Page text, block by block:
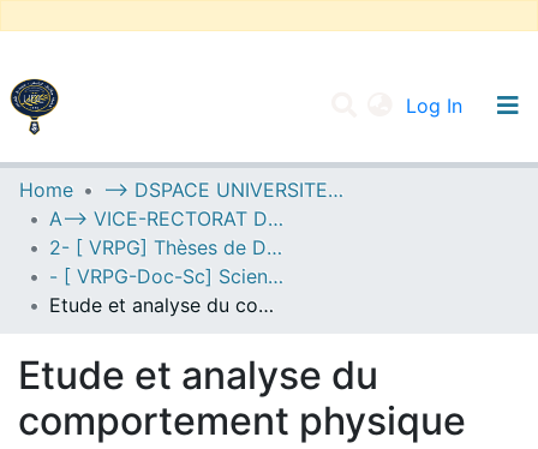
Log In
UNIVERSITY OF D.L SIDI BEL ABBES
Communities & Collections
All of DSpace
Statistics
Home
--> DSPACE UNIVERSITE DJILALLI LIABES DE SIDI BEL ABBES
A--> VICE-RECTORAT DE LA POST-GRADUATION
2- [ VRPG] Thèses de Doctorat en Sciences
- [ VRPG-Doc-Sc] Sciences physiques --- علوم فيزيائية
Etude et analyse du comportement physique des nanomatériaux avancés.
Etude et analyse du
comportement physique